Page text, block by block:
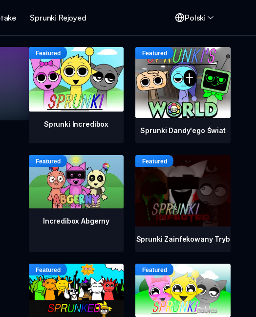
Sprunki Rejoyed Polski
Sprunki Incredibox
Sprunki Dandy'ego Świat
Incredibox Abgerny
Sprunki Zainfekowany Tryb